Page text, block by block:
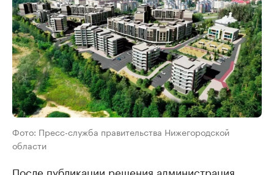
Фото: Пресс-служба правительства Нижегородской
области
После публикации решения администрация